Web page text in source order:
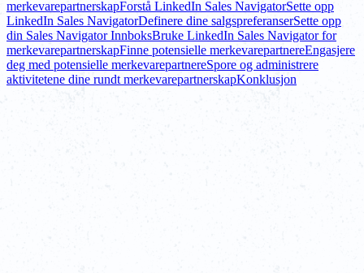
merkevarepartnerskapForstå LinkedIn Sales NavigatorSette opp
LinkedIn Sales NavigatorDefinere dine salgspreferanserSette opp
din Sales Navigator InnboksBruke LinkedIn Sales Navigator for
merkevarepartnerskapFinne potensielle merkevarepartnereEngasjere
deg med potensielle merkevarepartnereSpore og administrere
aktivitetene dine rundt merkevarepartnerskapKonklusjon